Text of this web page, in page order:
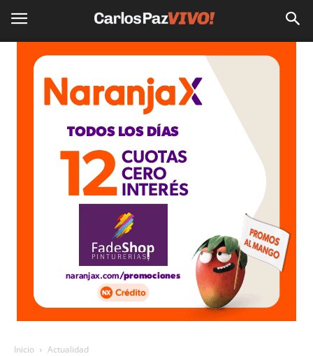
Inicio Actualidad